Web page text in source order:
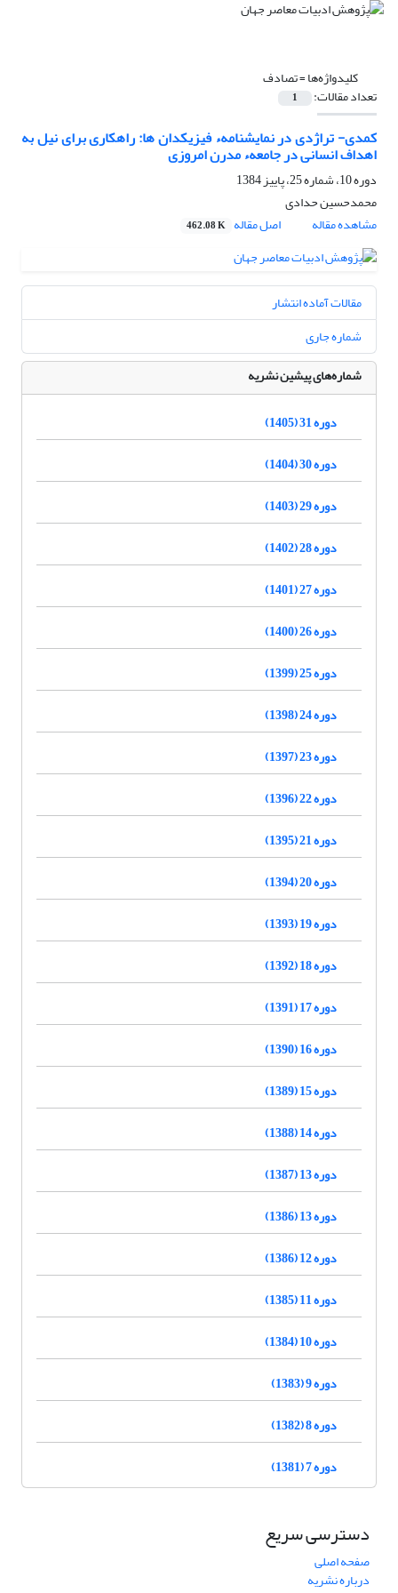
کلیدواژه‌ها =تصادف
تعداد مقالات: 1
کمدی- تراژدی در نمایشنامهء فیزیکدان ها: راهکاری برای نیل به
اهداف انسانی در جامعهء مدرن امروزی
دوره 10، شماره 25، پاییز 1384
محمدحسین حدادى
مشاهده مقاله
اصل مقاله 462.08 K
مقالات آماده انتشار
شماره جاری
شماره‌های پیشین نشریه
دوره 31 (1405)
دوره 30 (1404)
دوره 29 (1403)
دوره 28 (1402)
دوره 27 (1401)
دوره 26 (1400)
دوره 25 (1399)
دوره 24 (1398)
دوره 23 (1397)
دوره 22 (1396)
دوره 21 (1395)
دوره 20 (1394)
دوره 19 (1393)
دوره 18 (1392)
دوره 17 (1391)
دوره 16 (1390)
دوره 15 (1389)
دوره 14 (1388)
دوره 13 (1387)
دوره 13 (1386)
دوره 12 (1386)
دوره 11 (1385)
دوره 10 (1384)
دوره 9 (1383)
دوره 8 (1382)
دوره 7 (1381)
دسترسی سریع
صفحه اصلی
درباره نشریه